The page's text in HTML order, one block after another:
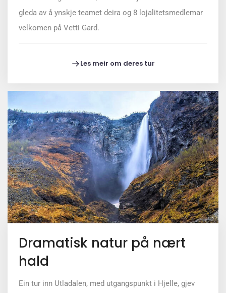
gleda av å ynskje teamet deira og 8 lojalitetsmedlemar
velkomen på Vetti Gard.
Les meir om deres tur
Dramatisk natur på nært
hald
Ein tur inn Utladalen, med utgangspunkt i Hjelle, gjev